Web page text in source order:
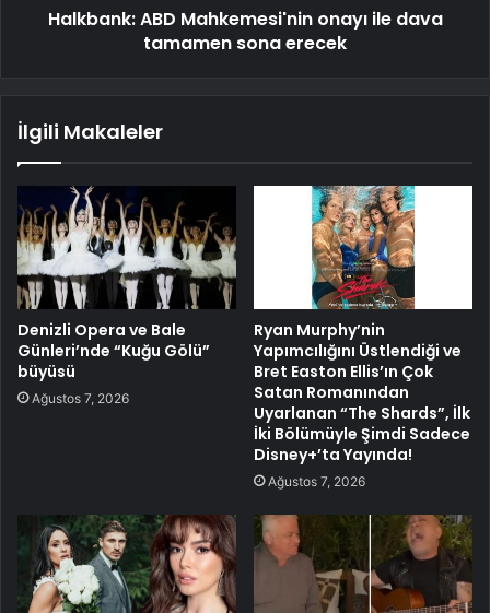
Halkbank: ABD Mahkemesi'nin onayı ile dava
tamamen sona erecek
İlgili Makaleler
Denizli Opera ve Bale
Günleri’nde “Kuğu Gölü”
büyüsü
Ağustos 7, 2026
Ryan Murphy’nin
Yapımcılığını Üstlendiği ve
Bret Easton Ellis’ın Çok
Satan Romanından
Uyarlanan “The Shards”, İlk
İki Bölümüyle Şimdi Sadece
Disney+’ta Yayında!
Ağustos 7, 2026